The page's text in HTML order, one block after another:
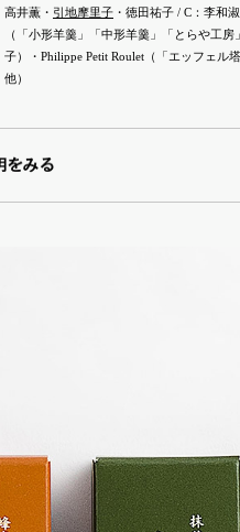
高井薫・ 引地摩里子 ・徳田祐子 / C：李和
（「小形羊羹」「中形羊羹」「とらや工
子）・Philippe Petit Roulet（「エッフェル
他）
をみる